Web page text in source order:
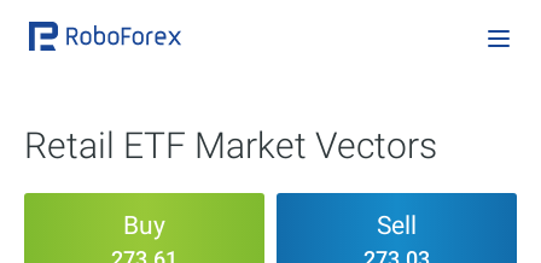
Retail ETF Market Vectors
Buy Sell